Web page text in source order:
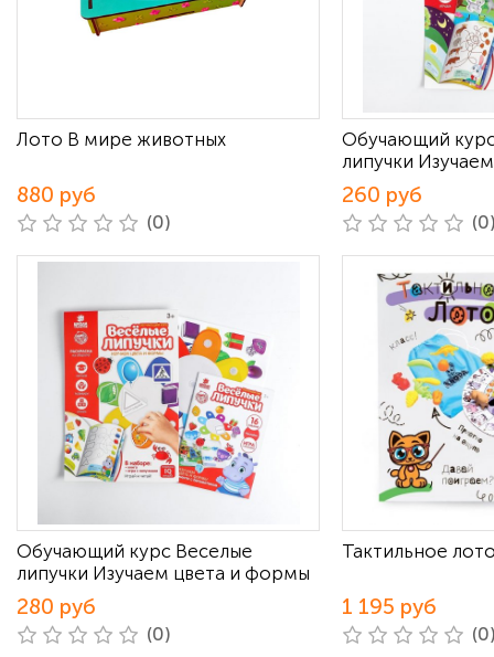
Лото В мире животных
880 руб
(0)
Обучающий
липучки
260 руб
Обучающий курс Веселые
липучки Изучаем цвета и формы
280 руб
(0)
Тактильное
1 195 руб